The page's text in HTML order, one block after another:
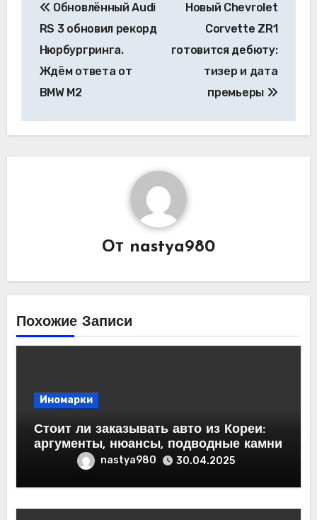
по
записям
Обновлённый Audi
RS 3 обновил рекорд
Нюрбургринга.
Ждём ответа от
BMW M2
Новый Chevrolet
Corvette ZR1
готовится дебюту:
тизер и дата
премьеры
От nastya980
Похожие Записи
Иномарки
Стоит ли заказывать авто из Кореи:
аргументы, нюансы, подводные камни
nastya980 30.04.2025